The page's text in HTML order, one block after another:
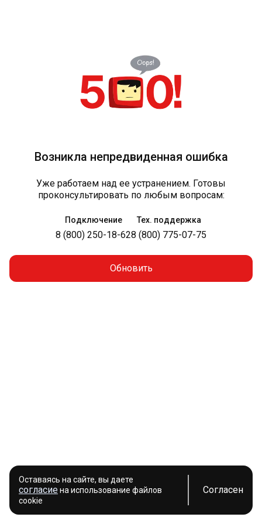
Возникла непредвиденная ошибка
Уже работаем над ее устранением. Готовы
проконсультировать по любым вопросам:
Подключение
8 (800) 250-18-62
Тех. поддержка
8 (800) 775-07-75
Обновить
Оставаясь на сайте, вы даете
согласиена использование файлов
cookie
Согласен